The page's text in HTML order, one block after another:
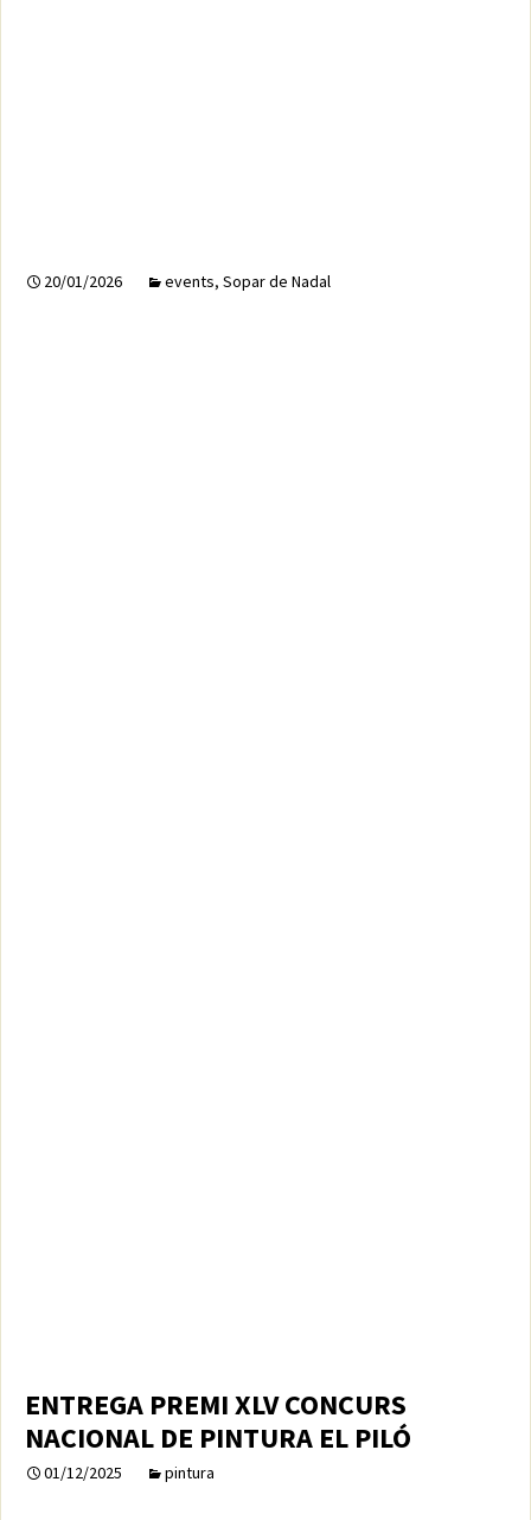
20/01/2026 events, Sopar de Nadal
ENTREGA PREMI XLV CONCURS
NACIONAL DE PINTURA EL PILÓ
01/12/2025 pintura